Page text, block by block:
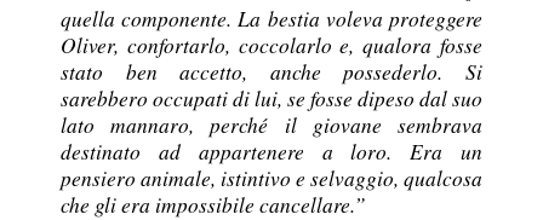
quella componente. La bestia voleva proteggere
Oliver, confortarlo, coccolarlo e, qualora fosse
stato ben accetto, anche possederlo. Si
sarebbero occupati di lui, se fosse dipeso dal suo
lato mannaro, perché il giovane sembrava
destinato ad appartenere a loro. Era un
pensiero animale, istintivo e selvaggio, qualcosa
che gli era impossibile cancellare.”